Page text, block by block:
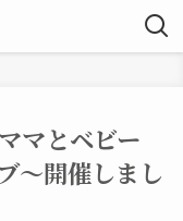
マとベビー
～開催しまし